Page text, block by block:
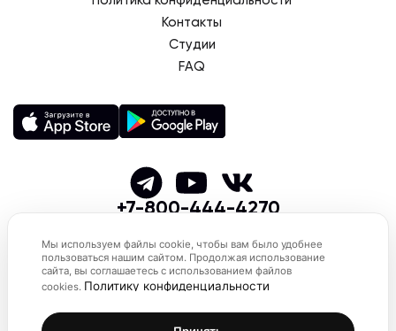
Мы используем файлы cookie, чтобы вам было удобнее
пользоваться нашим сайтом. Продолжая использование
сайта, вы соглашаетесь с использованием файлов
cookies. Политику конфиденциальности
Контакты
Студии
FAQ
+7-800-444-4270